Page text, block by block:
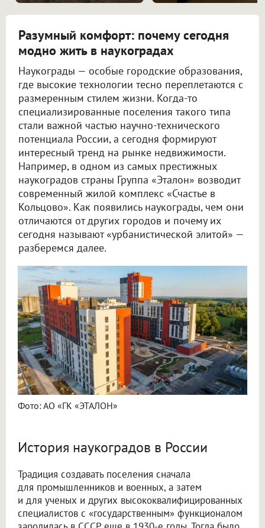
Разумный комфорт: почему сегодня
модно жить в наукоградах
Наукограды — особые городские образования,
где высокие технологии тесно переплетаются с
размеренным стилем жизни. Когда-то
специализированные поселения такого типа
стали важной частью научно-технического
потенциала России, а сегодня формируют
интересный тренд на рынке недвижимости.
Например, в одном из самых престижных
наукоградов страны Группа «Эталон» возводит
современный жилой комплекс «Счастье в
Кольцово». Как появились наукограды, чем они
отличаются от других городов и почему их
сегодня называют «урбанистической элитой» —
разберемся далее.
Фото: АО «ГК «ЭТАЛОН»
История наукоградов в России
Традиция создавать поселения сначала
для промышленников и военных, а затем
и для ученых и других высококвалифицированных
специалистов с «государственным» функционалом